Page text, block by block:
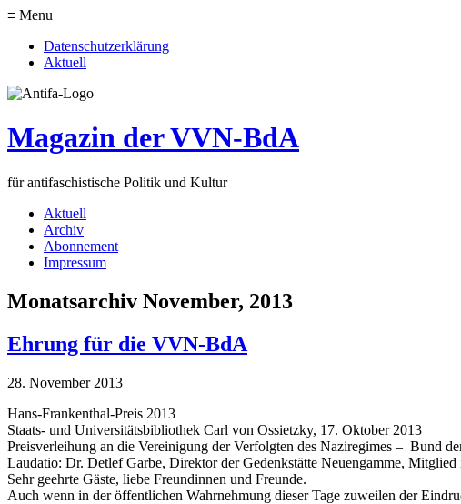
≡ Menu
Datenschutzerklärung
Aktuell
Magazin der VVN-BdA
für antifaschistische Politik und Kultur
Aktuell
Archiv
Abonnement
Impressum
Monatsarchiv November, 2013
Ehrung für die VVN-BdA
28. November 2013
Hans-Frankenthal-Preis 2013
Staats- und Universitätsbibliothek Carl von Ossietzky, 17. Oktober 2013
Preisverleihung an die Vereinigung der Verfolgten des Naziregimes – Bund
Laudatio: Dr. Detlef Garbe, Direktor der Gedenkstätte Neuengamme, Mitglied
Sehr geehrte Gäste, liebe Freundinnen und Freunde.
Auch wenn in der öffentlichen Wahrnehmung dieser Tage zuweilen der